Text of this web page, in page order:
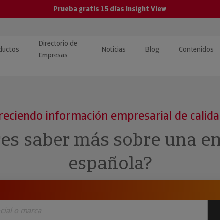
Prueba gratis 15 días Insight View
y ERP
· Recuperación de
Directorio de
Empresas
Noticias Blog Contenidos
Pública
Investigada
información empresarial de
saber más sobre una
española?